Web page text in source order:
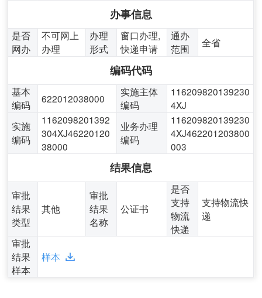
办事信息
是否
网办
不可网上
办理
办理
形式
窗口办理,
快递申请
通办
范围
全省
编码代码
基本
编码
622012038000
实施主体
编码
116209820139230
4XJ
实施
编码
1162098201392
304XJ46220120
38000
业务办理
编码
116209820139230
4XJ462201203800
003
结果信息
审批
结果
类型
其他
审批
结果
名称
公证书
是否
支持
物流
快递
支持物流快
递
审批
结果
样本
样本